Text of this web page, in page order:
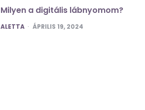
Milyen a digitális lábnyomom?
POSTED
ALETTA ÁPRILIS 19, 2024